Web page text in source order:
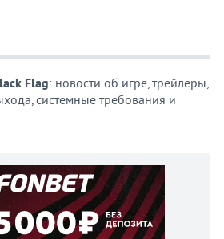
Flag: новости об игре, трейлеры,
системные требования и